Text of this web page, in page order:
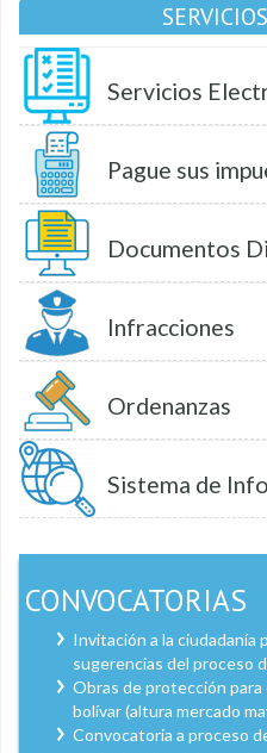
Servicios
Pague sus
Documentos
Infracciones
Ordenanzas
Sistema de
CONVOCATORIAS
Invitación a la ciudadanía
sugerencias del proceso
Obras de protección
bolívar (altura mercado
Convocatoria a proceso